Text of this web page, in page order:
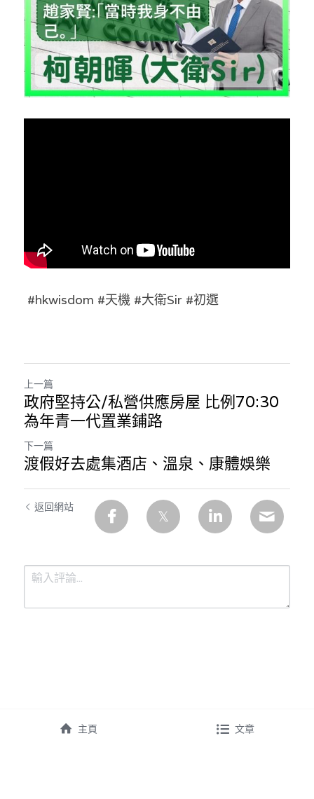
美西霸凌內幕
美西極權主義
真相直擊
朱庭萱專欄
莫綺琪專欄
黃萬成專欄
趙處機專欄
大衛sir專欄
陳貴春大律師專欄
羅浚軒專欄
溫志倫專欄
汪明欣專欄
張美雄專欄
屠龍小隊案
黎智英案審訊
支聯會案
吃喝玩指南
休閒好介紹
親子
關於我們
人才招聘
投稿熱線
商戶合作
搜索
繁體中文
繁體中文
#hkwisdom #天機 #大衛Sir #初選
上一篇
政府堅持公/私營供應房屋 比例70:30
為年青一代置業鋪路
下一篇
渡假好去處集酒店、溫泉、康體娛樂
返回網站
主頁 文章